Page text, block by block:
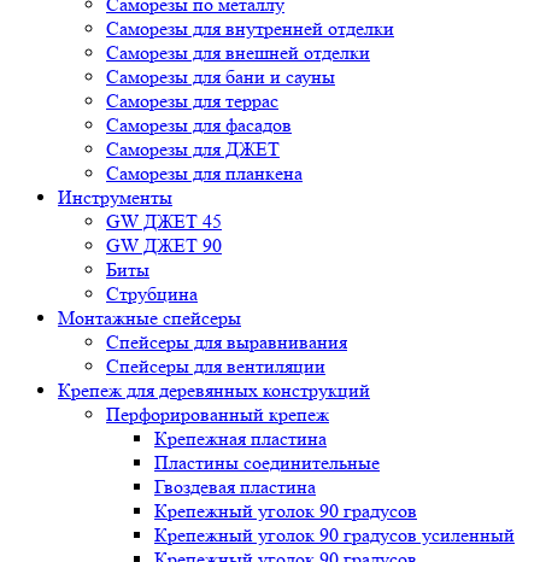
Саморезы для внутренней отделки
Саморезы для внешней отделки
Саморезы для бани и сауны
Саморезы для террас
Саморезы для фасадов
Саморезы для ДЖЕТ
Саморезы для планкена
Инструменты
GW ДЖЕТ 45
GW ДЖЕТ 90
Биты
Струбцина
Монтажные спейсеры
Спейсеры для выравнивания
Спейсеры для вентиляции
Крепеж для деревянных конструкций
Перфорированный крепеж
Крепежная пластина
Пластины соединительные
Гвоздевая пластина
Крепежный уголок 90 градусов
Крепежный уголок 90 градусов усиленный